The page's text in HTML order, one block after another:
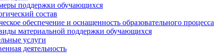
поддержки обучающихся
состав
обеспечение и оснащенность образовательного процесса
материальной поддержки обучающихся
услуги
деятельность